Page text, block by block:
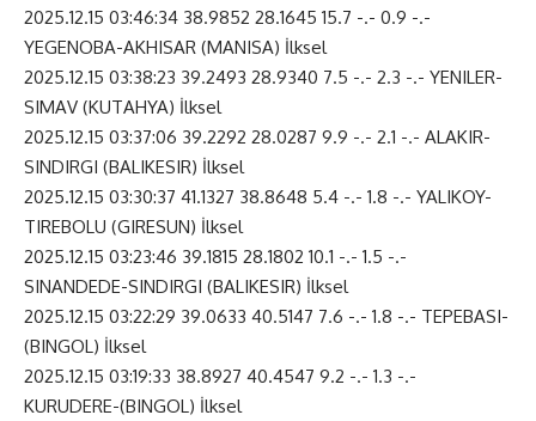
2025.12.15 03:46:34 38.9852 28.1645 15.7 -.- 0.9 -.-
YEGENOBA-AKHISAR (MANISA) İlksel
2025.12.15 03:38:23 39.2493 28.9340 7.5 -.- 2.3 -.- YENILER-
SIMAV (KUTAHYA) İlksel
2025.12.15 03:37:06 39.2292 28.0287 9.9 -.- 2.1 -.- ALAKIR-
SINDIRGI (BALIKESIR) İlksel
2025.12.15 03:30:37 41.1327 38.8648 5.4 -.- 1.8 -.- YALIKOY-
TIREBOLU (GIRESUN) İlksel
2025.12.15 03:23:46 39.1815 28.1802 10.1 -.- 1.5 -.-
SINANDEDE-SINDIRGI (BALIKESIR) İlksel
2025.12.15 03:22:29 39.0633 40.5147 7.6 -.- 1.8 -.- TEPEBASI-
(BINGOL) İlksel
2025.12.15 03:19:33 38.8927 40.4547 9.2 -.- 1.3 -.-
KURUDERE-(BINGOL) İlksel